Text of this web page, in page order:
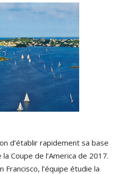
d’établir rapidement sa base
Coupe de l’America de 2017.
Francisco, l’équipe étudie la